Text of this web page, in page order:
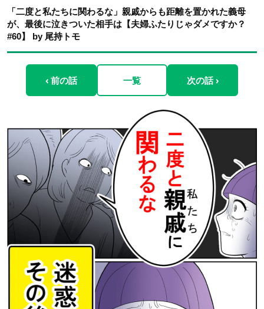
「二度と私たちに関わるな」親戚からも距離を置かれた義母
が、最後に泣きついた相手は【夫婦ふたりじゃダメですか？
#60】 by 尾持トモ
‹ 前の話 一覧 次の話 ›